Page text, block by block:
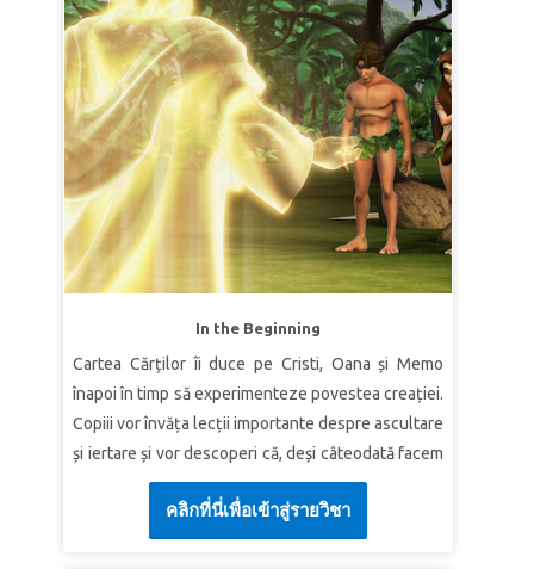
Adevăr biblic:Planurile lui Dumnezeu pentru
mine sunt bune.
Verset:„Căci Eu ştiu gândurile pe care le am cu
privire la voi”, zice Domnul, „gânduri de pace, şi
nu de nenorocire, ca să vă dau un viitor şi o
nădejde.” Ieremia 29:11(VDC)
LECȚIA 3 PLANUL LUI DUMNEZEU PENTRU
ISUS
Adevăr biblic:Planul lui Dumnezeu pentru Isus a
adus mântuire tuturor oamenilor.
rău: dar Dumnezeu a schimbat răul în bine, ca să
împlinească ceea ce se vede azi, şi anume, să
scape viaţa unui popor în mare număr.”
50:20(VDC)
LECȚIA 1 DUMNEZEU ESTE MILOSTIV
Adevăr biblic:Dumnezeu vrea să arate milă
tuturor oamenilor.
Verset:„Căci ştiam că eşti un Dumnezeu milos şi
plin de îndurare, îndelung răbdător şi bogat în
bunătate”. Iona 4:2b (VDC)
LECȚIA 2 ARATĂ MILA LUI DUMNEZEU
Adevăr biblic:
Dumnezeu vrea ca noi să arătăm
milă.
„Şi Mie să nu-Mi fie milă de Ninive,
sută douăzeci de mii de oameni care nu ştiu să
deosebească dreapta de stânga lor"
Iona 4:11
(VDC)
LECȚIA 3 MILA ARĂTATĂ LA CRUCE
Adevăr biblic:Dumnezeu și-a arătat mila prin
In the Beginning
Cartea Cărților îi duce pe Cristi, Oana și Memo
înapoi în timp să experimenteze povestea creației.
Copiii vor învăța lecții importante despre ascultare
și iertare și vor descoperi că, deși câteodată facem
greșeli - Dumnezeu este plin de dragoste și are un
plan minunat pentru viitorul nostru. minunat plan
pentru viitorul nostru.
คลิกที่นี่เพื่อเข้าสู่รายวิชา